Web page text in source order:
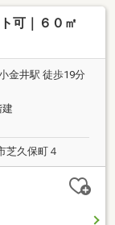
な自然が広がる
節の移ろいを
よる全部委託
約230m）など
可｜６０㎡
金井駅 徒歩19分
芝久保町４